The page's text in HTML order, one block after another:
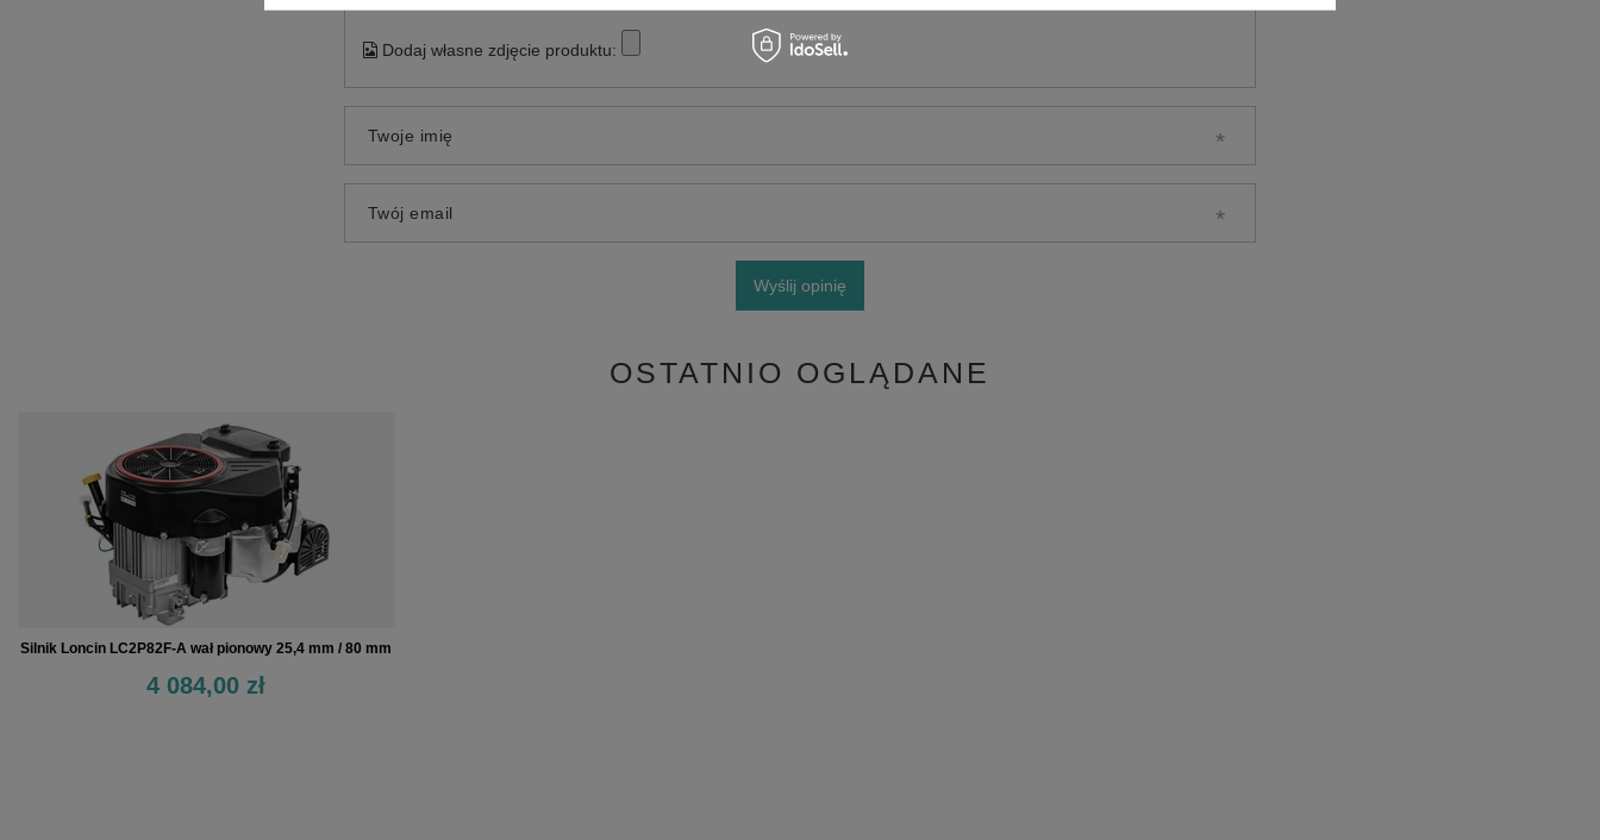
Dodaj własne zdjęcie produktu:
Twoje imię
Twój email
Wyślij opinię
OSTATNIO OGLĄDANE
Silnik Loncin LC2P82F-A wał pionowy 25,4 mm / 80 mm
4 084,00 zł